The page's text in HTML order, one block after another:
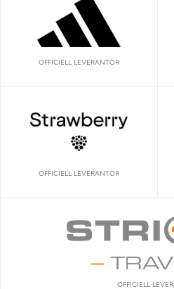
OFFICIELL LEVERANTÖR
OFFICIELL LEVERANTÖR
OFFICIELL